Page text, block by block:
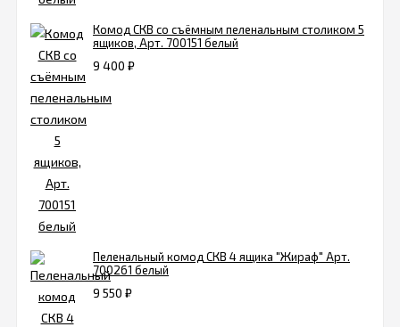
Комод СКВ со съёмным пеленальным столиком 5
ящиков, Арт. 700151 белый
9 400 ₽
Пеленальный комод СКВ 4 ящика "Жираф" Арт.
700261 белый
9 550 ₽